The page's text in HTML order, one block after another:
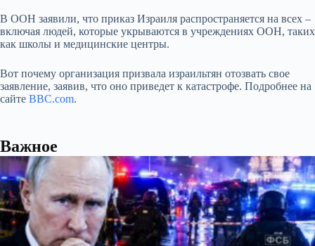
В ООН заявили, что приказ Израиля распространяется на всех –
включая людей, которые укрываются в учреждениях ООН, таких
как школы и медицинские центры.
Вот почему организация призвала израильтян отозвать свое
заявление, заявив, что оно приведет к катастрофе. Подробнее на
сайте BBC.com.
Важное